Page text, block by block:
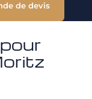
de devis